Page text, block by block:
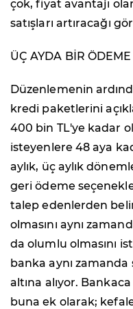
çok, fiyat avantajı
satışları artıracağı
ÜÇ AYDA BİR
Düzenlemenin
kredi paketlerini
400 bin TL'ye kadar
isteyenlere 48 aya
aylık, üç aylık
geri ödeme
talep edenlerden
olmasını aynı
da olumlu olmasını
banka aynı zamanda
altına alıyor.
buna ek olarak;